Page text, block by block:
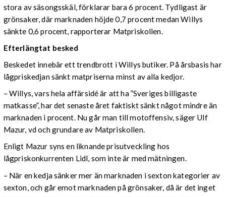
stora av säsongsskäl, förklarar bara 6 procent. Tydligast är
grönsaker, där marknaden höjde 0,7 procent medan Willys
sänkte 0,6 procent, rapporterar Matpriskollen.
Efterlängtat besked
Beskedet innebär ett trendbrott i Willys butiker. På årsbasis har
lågpriskedjan sänkt matpriserna minst av alla kedjor.
– Willys, vars hela affärsidé är att ha ”Sveriges billigaste
matkasse”, har det senaste året faktiskt sänkt något mindre än
marknaden i procent. Nu går man till motoffensiv, säger Ulf
Mazur, vd och grundare av Matpriskollen.
Enligt Mazur syns en liknande prisutveckling hos
lågpriskonkurrenten Lidl, som inte är med mätningen.
– När en kedja sänker mer än marknaden i sexton kategorier av
sexton, och går emot marknaden på grönsaker, då är det inget